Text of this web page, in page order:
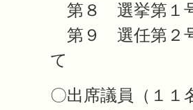
第８ 選挙第１
第９ 選任第２
て
〇出席議員（１１